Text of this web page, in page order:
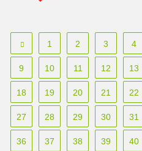
1 2 3 4
9 10 11 12 13
18 19 20 21 22
27 28 29 30 31
36 37 38 39 40